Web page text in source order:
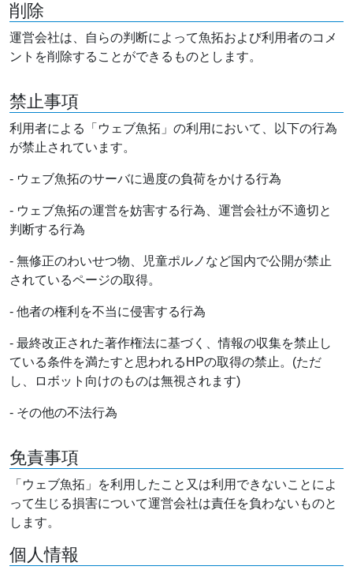
削除
運営会社は、自らの判断によって魚拓および利用者のコメ
ントを削除することができるものとします。
禁止事項
利用者による「ウェブ魚拓」の利用において、以下の行為
が禁止されています。
- ウェブ魚拓のサーバに過度の負荷をかける行為
- ウェブ魚拓の運営を妨害する行為、運営会社が不適切と
判断する行為
- 無修正のわいせつ物、児童ポルノなど国内で公開が禁止
されているページの取得。
- 他者の権利を不当に侵害する行為
- 最終改正された著作権法に基づく、情報の収集を禁止し
ている条件を満たすと思われるHPの取得の禁止。(ただ
し、ロボット向けのものは無視されます)
- その他の不法行為
免責事項
「ウェブ魚拓」を利用したこと又は利用できないことによ
って生じる損害について運営会社は責任を負わないものと
します。
個人情報